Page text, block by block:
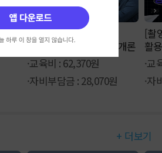
[상위1% 자격증]
경비지도사 1과목 법학개론
·교육비 : 62,370원
·자비부담금 : 28,070원
[촬
활
편
·교
·자
+ 더보기